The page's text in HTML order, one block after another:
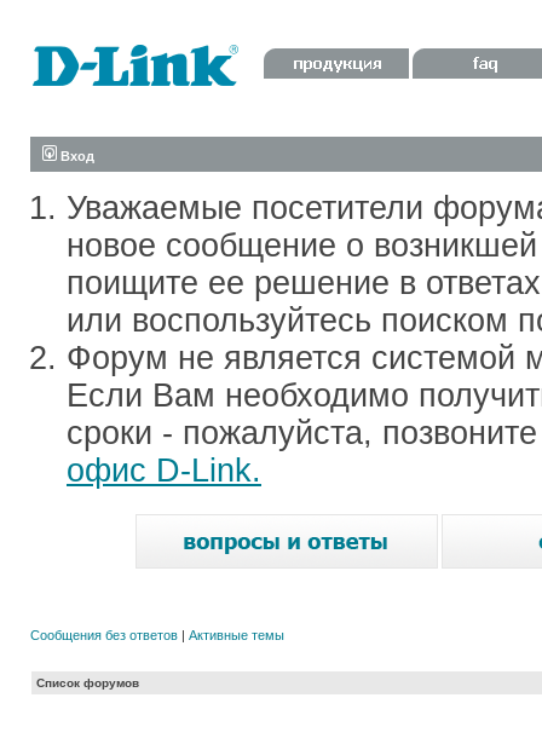
Вход
Уважаемые посетители
новое сообщение о
поищите ее решение в
или воспользуйтесь поиском
Форум не является системой
Если Вам необходимо
сроки - пожалуйста,
офис D-Link.
Сообщения без ответов | Активные темы
Список форумов